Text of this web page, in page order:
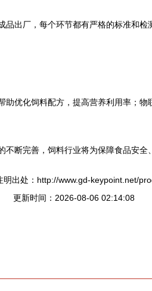
出厂，每个环节都有严格的标准和
优化饲料配方，提高营养利用率；
断完善，饲料行业将为保障食品安全
明出处：http://www.gd-keypoint.net/
更新时间：2026-08-06 02:14:08